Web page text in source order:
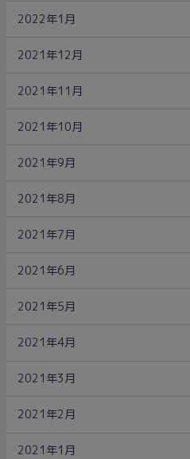
2022年1月
2021年12月
2021年11月
2021年10月
2021年9月
2021年8月
2021年7月
2021年6月
2021年5月
2021年4月
2021年3月
2021年2月
2021年1月